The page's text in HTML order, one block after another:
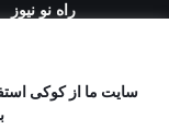
راه نو نیوز
سایت ما از کوکی